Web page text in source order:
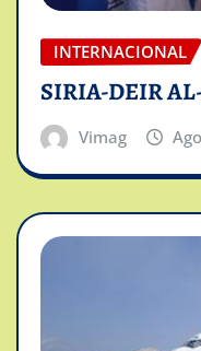
INTERNACIONAL
SIRIA-DEIR
Vimag